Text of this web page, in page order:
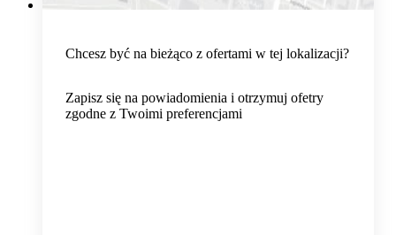
Chcesz być na bieżąco z ofertami w tej lokalizacji?
Zapisz się na powiadomienia i otrzymuj ofetry
zgodne z Twoimi preferencjami